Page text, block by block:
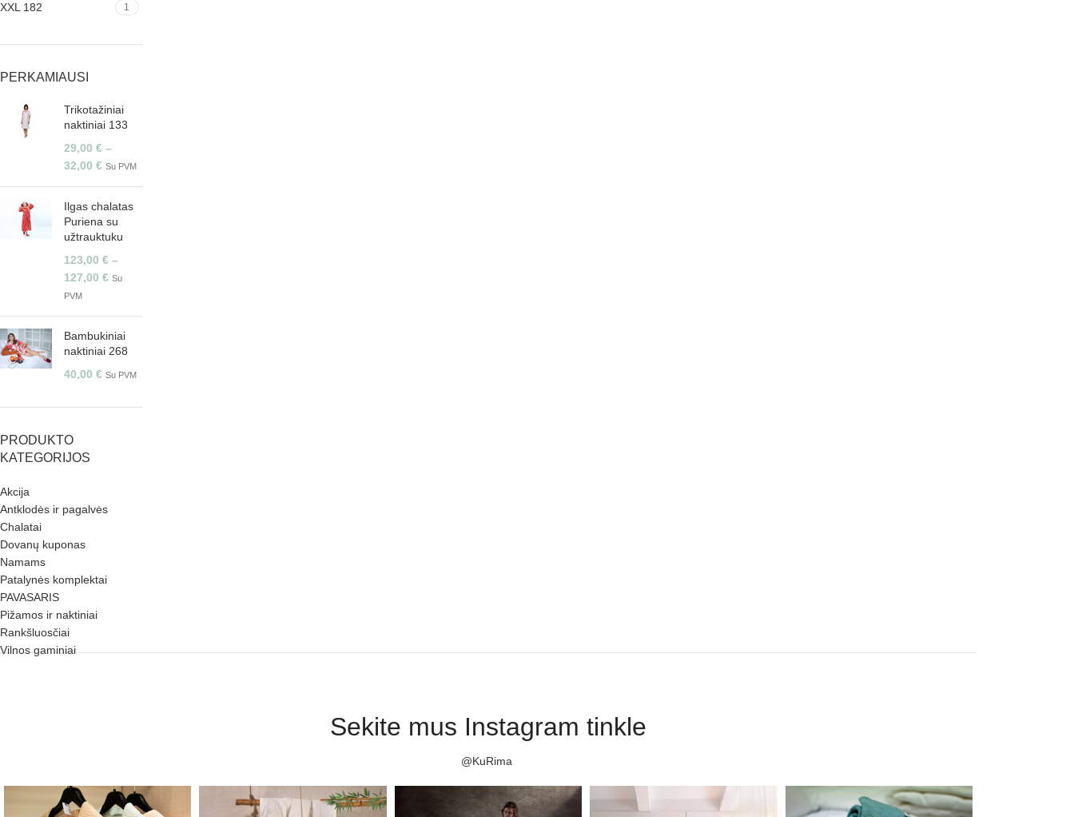
XXL 182 1
PERKAMIAUSI
Trikotažiniai
naktiniai 133
29,00 € –
32,00 € Su PVM
Ilgas chalatas
Puriena su
užtrauktuku
123,00 € –
127,00 € Su
PVM
Bambukiniai
naktiniai 268
40,00 € Su PVM
PRODUKTO
KATEGORIJOS
Akcija
Antklodės ir pagalvės
Chalatai
Dovanų kuponas
Namams
Patalynės komplektai
PAVASARIS
Pižamos ir naktiniai
Rankšluosčiai
Vilnos gaminiai
Sekite mus Instagram tinkle
@KuRima